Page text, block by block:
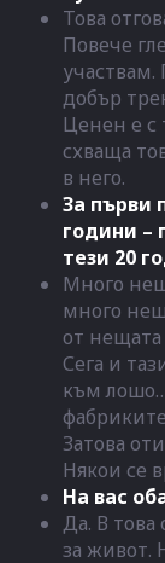
Това
Повече
добър
Ценен е с
схваща
в него.
За първи
години –
тези 20
Много
много
от нещата
Сега и
към
Затова
Някои се
На вас
Да. В
за живот.